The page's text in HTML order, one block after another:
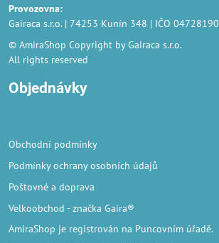
Provozovna:
Gairaca s.r.o. | 74253 Kunín 348 | IČO 04728190
© AmiraShop Copyright by Gairaca s.r.o.
All rights reserved
Objednávky
Obchodní podmínky
Podmínky ochrany osobních údajů
Poštovné a doprava
Velkoobchod - značka Gaira®
AmiraShop je registrován na Puncovním úřadě.